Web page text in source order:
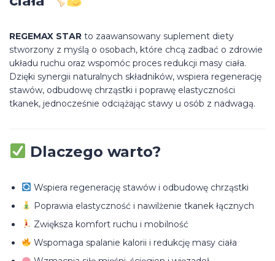
REGEMAX STAR to zaawansowany suplement diety
stworzony z myślą o osobach, które chcą zadbać o zdrowie
układu ruchu oraz wspomóc proces redukcji masy ciała.
Dzięki synergii naturalnych składników, wspiera regenerację
stawów, odbudowę chrząstki i poprawę elastyczności
tkanek, jednocześnie odciążając stawy u osób z nadwagą.
Dlaczego warto?
Wspiera regenerację stawów i odbudowę chrząstki
Poprawia elastyczność i nawilżenie tkanek łącznych
Zwiększa komfort ruchu i mobilność
Wspomaga spalanie kalorii i redukcję masy ciała